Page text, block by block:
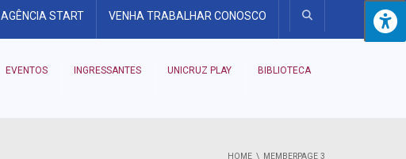
AGÊNCIA START VENHA TRABALHAR CONOSCO
EVENTOS INGRESSANTES UNICRUZ PLAY BIBLIOTECA
HOME MEMBERPAGE 3